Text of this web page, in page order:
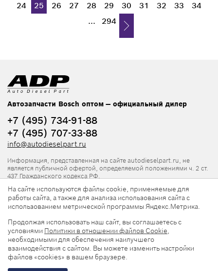
24 25 26 27 28 29 30 31 32 33
34
...
294
Автозапчасти Bosch оптом — официальный дилер
+7 (495) 734-91-88
+7 (495) 707-33-88
info@autodieselpart.ru
Информация, представленная на сайте autodieselpart.ru, не
является публичной офертой, определяемой положениями ч. 2 ст.
437 Гражданского кодекса РФ.
Нормативная документация
ADP в социальных сетях
© 2026, ООО «АвтоДизельПарт». Все права защищены.
На сайте используются файлы cookie, применяемые для
работы сайта, а также для анализа использования сайта с
использованием метрической программы Яндекс.Метрика.
Продолжая использовать наш сайт, вы соглашаетесь с
условиями Политики в отношении файлов Cookie,
необходимыми для обеспечения наилучшего
взаимодействия с сайтом. Вы можете изменить настройки
файлов «cookies» в вашем браузере.